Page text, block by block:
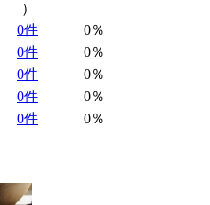
）
0件
0％
0件
0％
0件
0％
0件
0％
0件
0％